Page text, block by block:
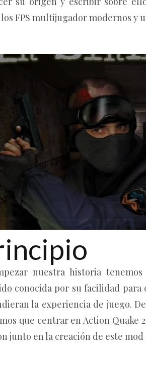
FPS multijugador modernos y
nuestra historia
conocida por su facilidad
la experiencia de juego.
que centrar en Action Quake
junto en la creación de este